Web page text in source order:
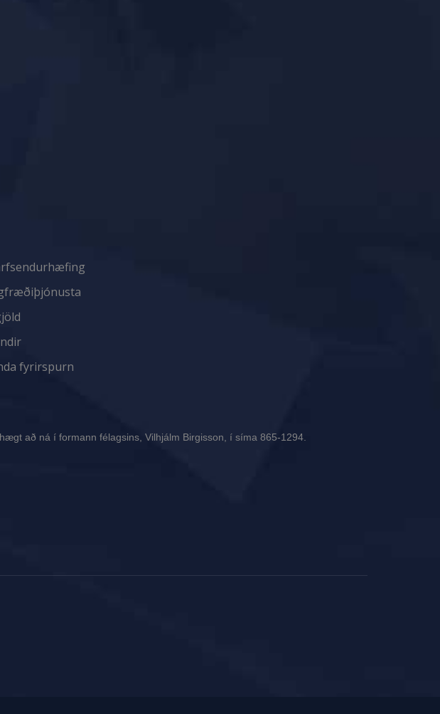
fyrirspurn
að ná í formann félagsins, Vilhjálm Birgisson, í síma 865-1294.